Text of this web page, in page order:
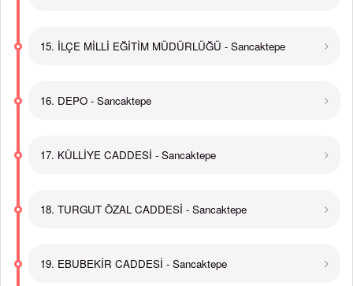
15. İLÇE MİLLİ EĞİTİM MÜDÜRLÜĞÜ - Sancaktepe
16. DEPO - Sancaktepe
17. KÜLLİYE CADDESİ - Sancaktepe
18. TURGUT ÖZAL CADDESİ - Sancaktepe
19. EBUBEKİR CADDESİ - Sancaktepe